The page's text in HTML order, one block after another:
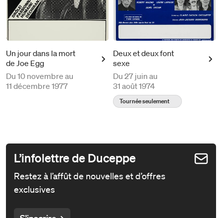
Un jour dans la mort
de Joe Egg
Du 10 novembre au
11 décembre 1977
Deux et deux font
sexe
Du 27 juin au
31 août 1974
Tournée seulement
L’infolettre de Duceppe
Restez à l’affût de nouvelles et d’offres
exclusives